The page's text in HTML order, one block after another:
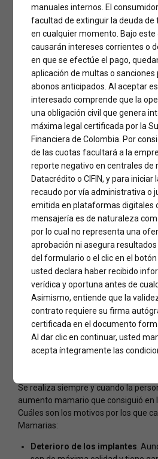
Cambio de
Mamarias
cambio de Prótesis Mamarias
las prótesis mamarias en personas
Tiempo quirúrgico: 40 minutos
Anestesia:General
Hospitalización:Ambulatoria
Recuperación:1 semana
Resultados:Inmediatos
Se realiza siempre y cuando la
aumento mamario que consiguió en
Cuáles son los motivos por los que
Mamarias:
Deterioro de los implantes .
manuales internos. El
facultad de extinguir la deuda de
en cualquier momento. Bajo este
causarán intereses corrientes o
en que se efectúe el pago,
aplicación de multas o sanciones
abonos anticipados. Al aceptar
interesado comprende que la
una obligación civil que genera
máxima legal certificada por la
Financiera de Colombia. Por
de las cuotas facultará a la
reporte negativo en centrales de
Datacrédito o CIFIN, y para iniciar
recaudo por vía administrativa o
emitida en plataformas digitales
mensajería es de naturaleza
por lo cual no representa una
aprobación ni asegura resultados
del formulario o el clic en el
usted declara haber recibido
verídica y oportuna antes de
Asimismo, entiende que la
contrato requiere su firma
certificada en el documento
Al dar clic en continuar, usted
acepta íntegramente las